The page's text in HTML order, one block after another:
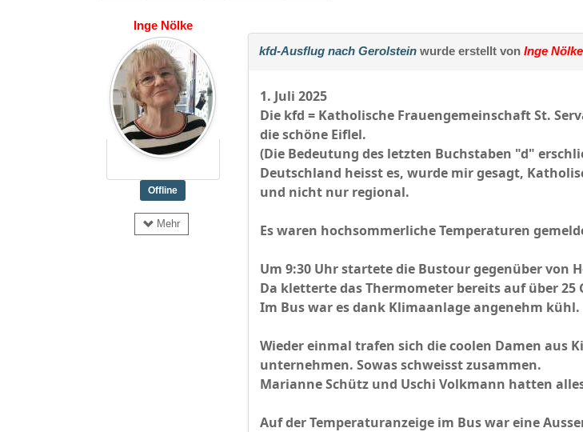
Inge Nölke
Offline
Mehr
kfd-Ausflug nach Gerolstein wurde erstellt vonInge Nölke
1. Juli 2025
Die kfd = Katholische Frauengemeinschaft St.
die schöne Eiflel.
(Die Bedeutung des letzten Buchstaben "d"
Deutschland heisst es, wurde mir gesagt,
und nicht nur regional.
Es waren hochsommerliche Temperaturen
Um 9:30 Uhr startete die Bustour gegenüber von
Da kletterte das Thermometer bereits auf über 25
Im Bus war es dank Klimaanlage angenehm kühl.
Wieder einmal trafen sich die coolen Damen aus
unternehmen. Sowas schweisst zusammen.
Marianne Schütz und Uschi Volkmann hatten
Auf der Temperaturanzeige im Bus war eine